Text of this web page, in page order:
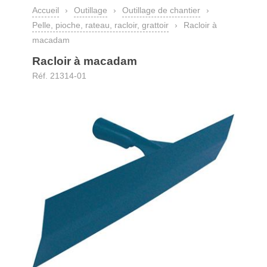
Accueil › Outillage › Outillage de chantier
›
Pelle, pioche, rateau, racloir, grattoir
›
Racloir à
macadam
Racloir à macadam
Réf. 21314-01